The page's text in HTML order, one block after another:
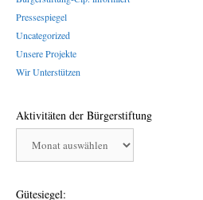
Pressespiegel
Uncategorized
Unsere Projekte
Wir Unterstützen
Aktivitäten der Bürgerstiftung
Bürgerstiftung
Gütesiegel: